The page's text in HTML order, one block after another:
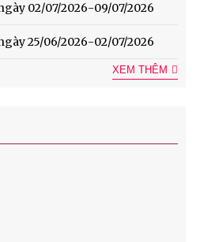
02/07/2026-09/07/2026
25/06/2026-02/07/2026
XEM THÊM